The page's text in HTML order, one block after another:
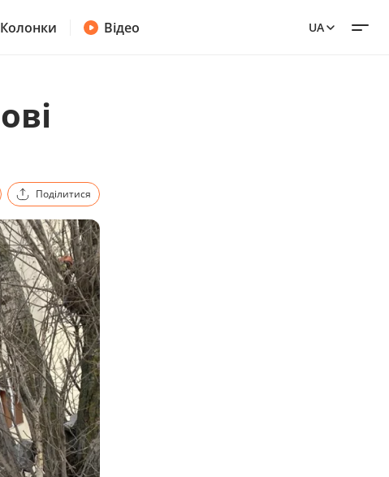
Колонки Відео UA
Поділитися